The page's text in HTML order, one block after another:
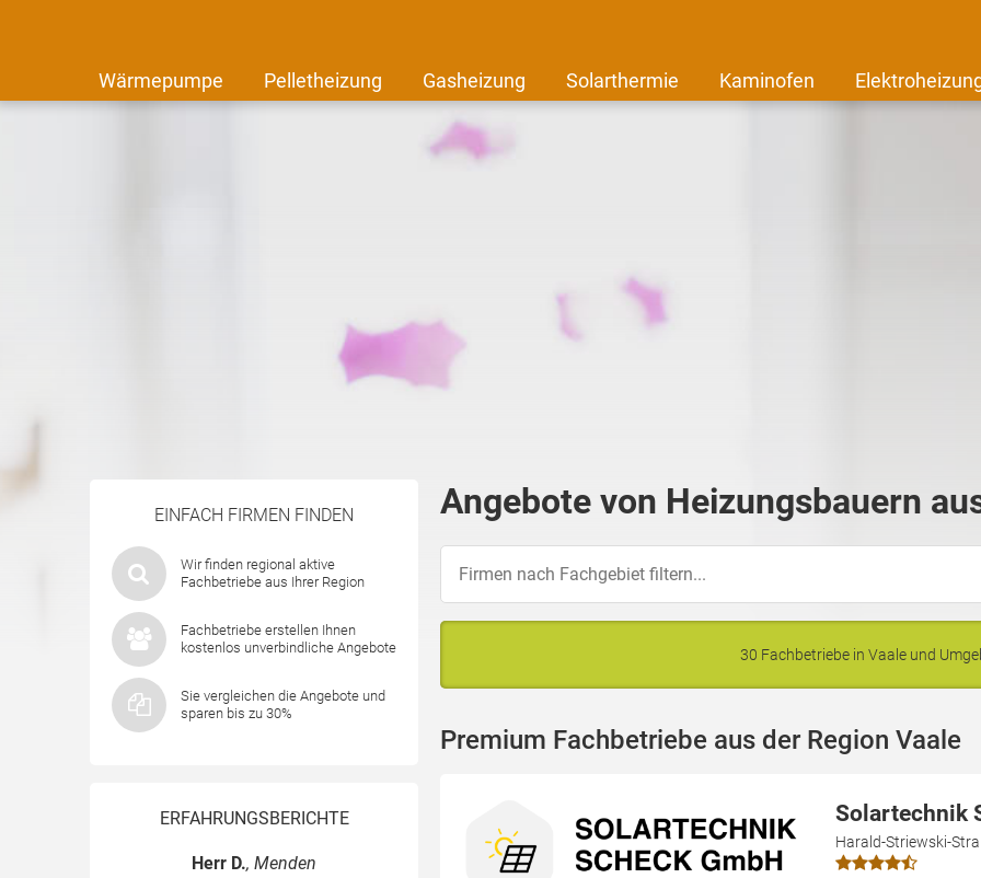
Wärmepumpe Pelletheizung Gasheizung Solarthermie Kaminofen
EINFACH FIRMEN FINDEN
Wir finden regional aktive
Fachbetriebe aus Ihrer Region
Fachbetriebe erstellen Ihnen
kostenlos unverbindliche Angebote
Sie vergleichen die Angebote und
sparen bis zu 30%
ERFAHRUNGSBERICHTE
Herr D., Menden
Angebote von Heizungsbauern
30 Fachbetriebe in Vaale und
Premium Fachbetriebe aus der Region Vaale
Solartechnik
Harald-Striewski-